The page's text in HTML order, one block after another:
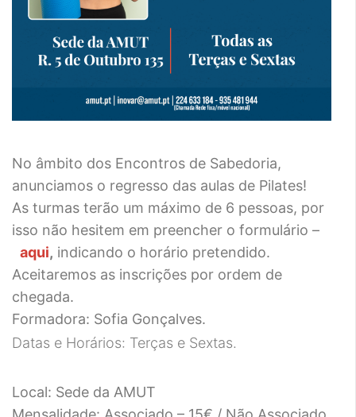
No âmbito dos Encontros de Sabedoria,
anunciamos o regresso das aulas de Pilates!
As turmas terão um máximo de 6 pessoas, por
isso não hesitem em preencher o formulário –
aqui, indicando o horário pretendido.
Aceitaremos as inscrições por ordem de
chegada.
Formadora: Sofia Gonçalves.
Datas e Horários: Terças e Sextas.
Local: Sede da AMUT